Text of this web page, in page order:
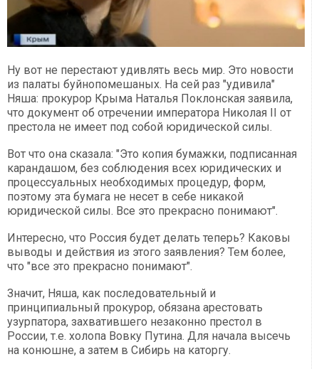
Ну вот не перестают удивлять весь мир. Это новости
из палаты буйнопомешаных. На сей раз "удивила"
Няша: прокурор Крыма Наталья Поклонская заявила,
что документ об отречении императора Николая II от
престола не имеет под собой юридической силы.
Вот что она сказала: "Это копия бумажки, подписанная
карандашом, без соблюдения всех юридических и
процессуальных необходимых процедур, форм,
поэтому эта бумага не несет в себе никакой
юридической силы. Все это прекрасно понимают".
Интересно, что Россия будет делать теперь? Каковы
выводы и действия из этого заявления? Тем более,
что "все это прекрасно понимают".
Значит, Няша, как последовательный и
принципиальный прокурор, обязана арестовать
узурпатора, захватившего незаконно престол в
России, т.е. холопа Вовку Путина. Для начала высечь
на конюшне, а затем в Сибирь на каторгу.